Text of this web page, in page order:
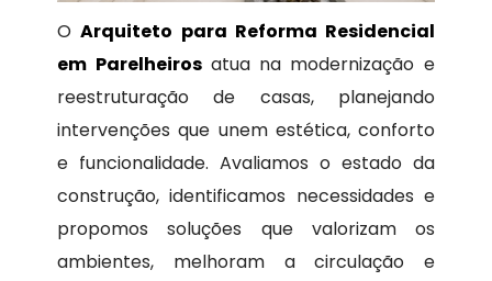
OArquiteto para Reforma Residencial
em Parelheirosatua na modernização e
reestruturação de casas, planejando
intervenções que unem estética, conforto
e funcionalidade. Avaliamos o estado da
construção, identificamos necessidades e
propomos soluções que valorizam os
ambientes, melhoram a circulação e